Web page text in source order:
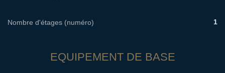
Nombre d'étages (numéro) 1
EQUIPEMENT DE BASE